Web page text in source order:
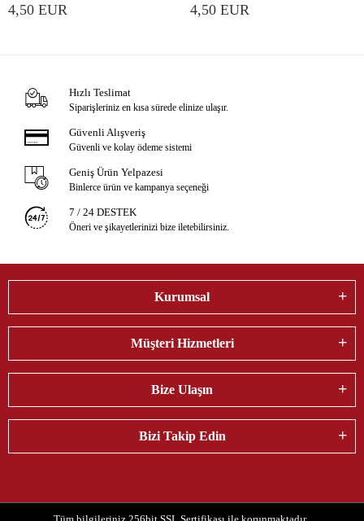
4,50 EUR 4,50 EUR
Hızlı Teslimat
Siparişleriniz en kısa sürede elinize ulaşır.
Güvenli Alışveriş
Güvenli ve kolay ödeme sistemi
Geniş Ürün Yelpazesi
Binlerce ürün ve kampanya seçeneği
7 / 24 DESTEK
Öneri ve şikayetlerinizi bize iletebilirsiniz.
Kurumsal
Müşteri Hizmetleri
Bize Ulaşın
Bizi Takip Edin